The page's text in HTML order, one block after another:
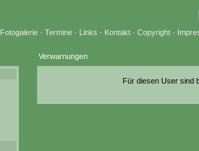
Fotogalerie · Termine · Links · Kontakt · Copyright ·
Verwarnungen
Für diesen User sind